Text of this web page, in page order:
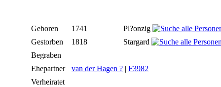
Geboren 1741
Pl?onzig
Gestorben
1818
Stargard
Begraben
Ehepartner
van der Hagen ? | F3982
Verheiratet